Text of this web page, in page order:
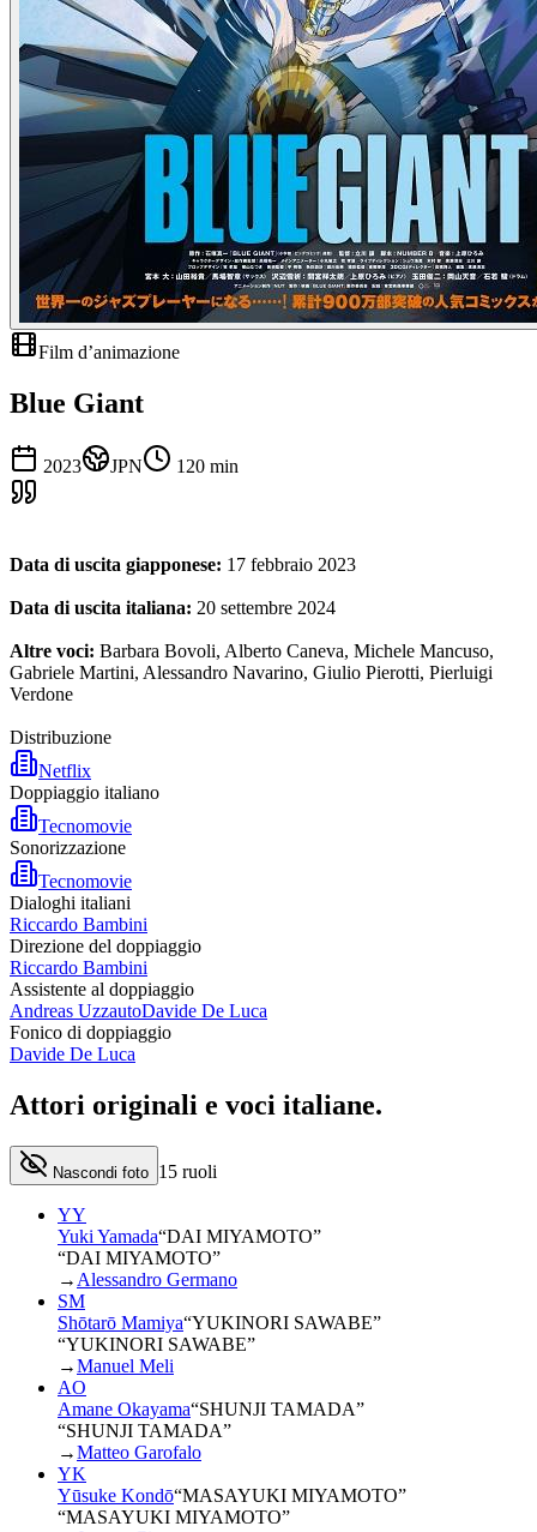
Film d’animazione
Blue Giant
2023 JPN 120 min
Data di uscita giapponese: 17 febbraio 2023
Data di uscita italiana: 20 settembre 2024
Altre voci: Barbara Bovoli, Alberto Caneva, Michele Mancuso,
Gabriele Martini, Alessandro Navarino, Giulio Pierotti, Pierluigi
Verdone
Distribuzione
Netflix
Doppiaggio italiano
Tecnomovie
Sonorizzazione
Tecnomovie
Dialoghi italiani
Riccardo Bambini
Direzione del doppiaggio
Riccardo Bambini
Assistente al doppiaggio
Andreas UzzautoDavide De Luca
Fonico di doppiaggio
Davide De Luca
Attori originali e voci italiane.
Nascondi foto 15 ruoli
YY
Yuki Yamada“DAI MIYAMOTO”
“DAI MIYAMOTO”
→ Alessandro Germano
SM
Shōtarō Mamiya“YUKINORI SAWABE”
“YUKINORI SAWABE”
→Manuel Meli
AO
Amane Okayama“SHUNJI TAMADA”
“SHUNJI TAMADA”
→Matteo Garofalo
YK
Yūsuke Kondō“MASAYUKI MIYAMOTO”
“MASAYUKI MIYAMOTO”